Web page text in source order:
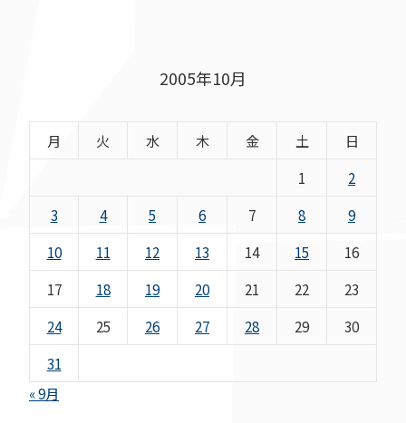
2005年10月
月 火 水 木 金 土
日
1
2
3
4 5 6 7 8
9
10
11 12 13 14 15
16
17
18 19 20 21 22
23
24
25 26 27 28 29
30
31
« 9月